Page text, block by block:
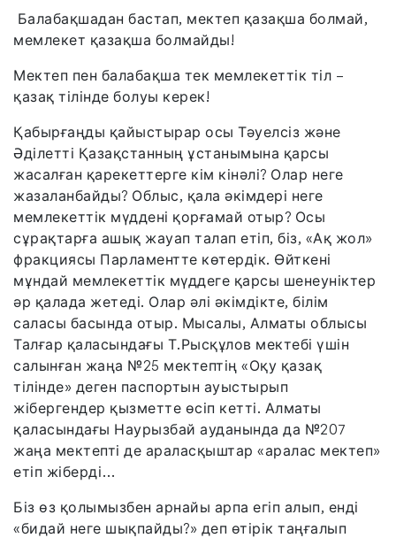
Балабақшадан бастап, мектеп қазақша болмай,
мемлекет қазақша болмайды!
Мектеп пен балабақша тек мемлекеттік тіл –
қазақ тілінде болуы керек!
Қабырғаңды қайыстырар осы Тәуелсіз және
Әділетті Қазақстанның ұстанымына қарсы
жасалған қарекеттерге кім кінәлі? Олар неге
жазаланбайды? Облыс, қала әкімдері неге
мемлекеттік мүддені қорғамай отыр? Осы
сұрақтарға ашық жауап талап етіп, біз, «Ақ жол»
фракциясы Парламентте көтердік. Өйткені
мұндай мемлекеттік мүддеге қарсы шенеуніктер
әр қалада жетеді. Олар әлі әкімдікте, білім
саласы басында отыр. Мысалы, Алматы облысы
Талғар қаласындағы Т.Рысқұлов мектебі үшін
салынған жаңа №25 мектептің «Оқу қазақ
тілінде» деген паспортын ауыстырып
жібергендер қызметте өсіп кетті. Алматы
қаласындағы Наурызбай ауданында да №207
жаңа мектепті де араласқыштар «аралас мектеп»
етіп жіберді…
Біз өз қолымызбен арнайы арпа егіп алып, енді
«бидай неге шықпайды?» деп өтірік таңғалып